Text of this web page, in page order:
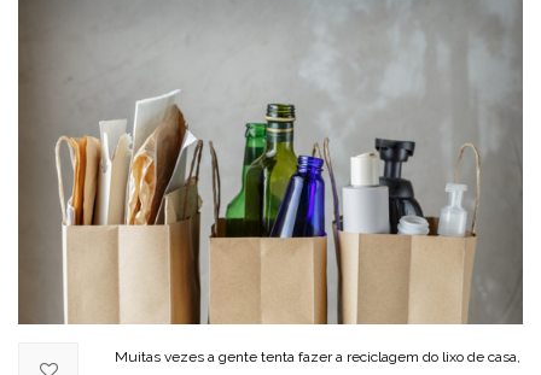
Muitas vezes a gente tenta fazer a reciclagem do lixo de casa,